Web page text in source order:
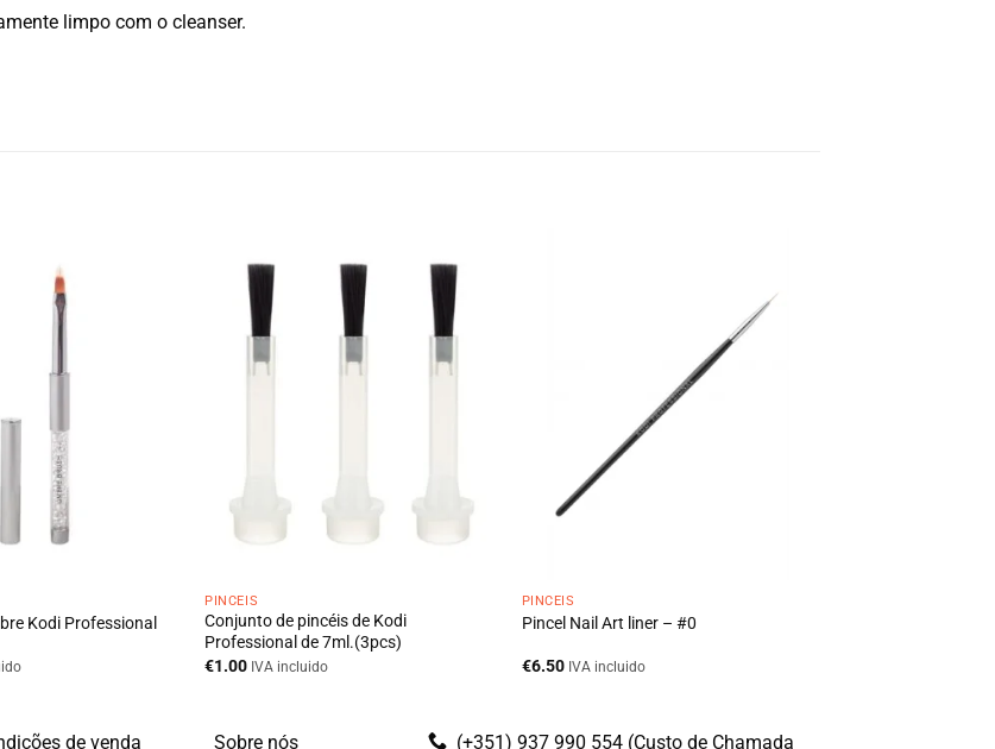
limpo com o cleanser.
Kodi Professional
PINCÉIS
Conjunto de pincéis de Kodi
Professional de 7ml.(3pcs)
€1.00 IVA incluido
PINCÉIS
Pincel Nail Art liner – #0
€6.50 IVA incluido
de venda Sobre nós (+351) 937 990 554 (Custo de Chamada